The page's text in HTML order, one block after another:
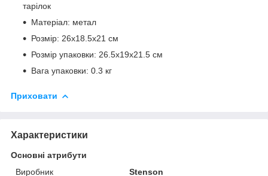
тарілок
Матеріал: метал
Розмір: 26х18.5х21 см
Розмір упаковки: 26.5х19х21.5 см
Вага упаковки: 0.3 кг
Приховати
Характеристики
Основні атрибути
Виробник
Stenson